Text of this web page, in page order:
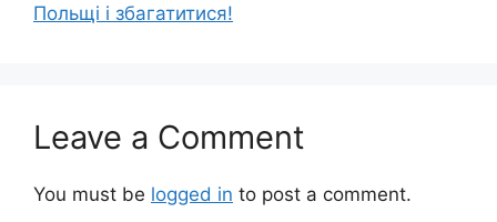
Польщі і збагатитися!
Leave a Comment
You must be logged in to post a comment.